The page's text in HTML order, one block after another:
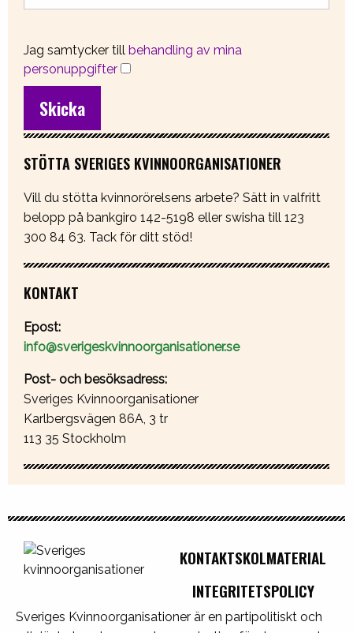
Jag samtycker till behandling av mina
personuppgifter
STÖTTA SVERIGES KVINNOORGANISATIONER
Vill du stötta kvinnorörelsens arbete? Sätt in valfritt
belopp på bankgiro 142-5198 eller swisha till 123
300 84 63. Tack för ditt stöd!
KONTAKT
Epost:
info@sverigeskvinnoorganisationer.se
Post- och besöksadress:
Sveriges Kvinnoorganisationer
Karlbergsvägen 86A, 3 tr
113 35 Stockholm
Sveriges Kvinnoorganisationer är en partipolitiskt och
KONTAKTSKOLMATERIAL
INTEGRITETSPOLICY